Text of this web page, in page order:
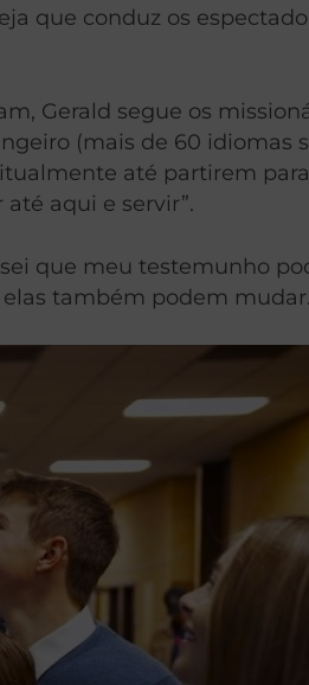
que conduz os
Gerald segue os
(mais de 60 idiomas
até partirem
aqui e servir”.
que meu testemunho
também podem